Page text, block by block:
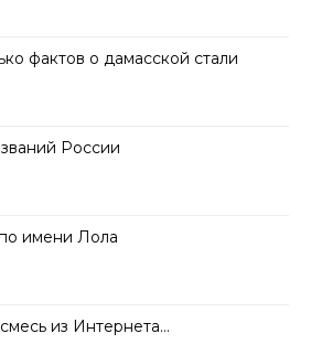
фактов о дамасской стали
России
имени Лола
из Интернета…